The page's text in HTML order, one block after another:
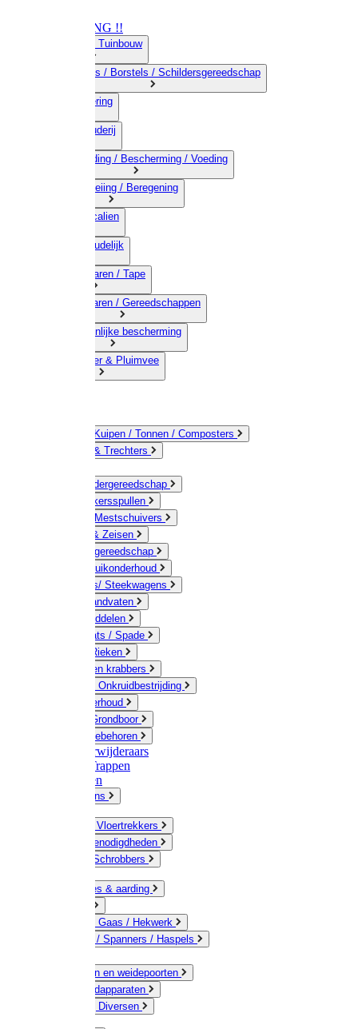
OPRUIMING !!
01) Land-& Tuinbouw
02) Bezems / Borstels / Schildersgereedschap
03) Afrastering
04) Veehouderij
05) Bestrijding / Bescherming / Voeding
06) Besproeiing / Beregening
07) Chemicalien
08) Huishoudelijk
09) Touwwaren / Tape
10) IJzerwaren / Gereedschappen
11) Persoonlijke bescherming
12) Kleindier & Pluimvee
Emmers / Kuipen / Tonnen / Composters
Jerrycans & Trechters
Hand-/ Kindergereedschap
Stratenmakersspullen
Sneeuw- / Mestschuivers
Baggeren & Zeisen
Elektrisch gereedschap
Boom / Struikonderhoud
Kruiwagens/ Steekwagens
Stelen / Handvaten
Tuinhulpmiddelen
Schop / Bats / Spade
Vorken & Rieken
Cultivator en krabbers
Schoffels / Onkruidbestrijding
Gazononderhoud
Hamers / Grondboor
Sledes / toebehoren
Onkruidverwijderaars
Ladders / Trappen
Werkbanken
Betonmolens
Bezems & Vloertrekkers
Schildersbenodigdheden
Borstels / Schrobbers
Accessoires & aarding
Geleiders / Gaas / Hekwerk
Verbinders / Spanners / Haspels
Doorgangen en weidepoorten
Schrikdraadapparaten
Afrastering Diversen